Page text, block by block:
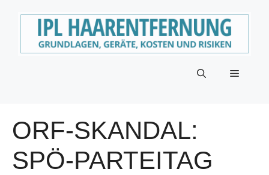
Menü
ORF-SKANDAL:
SPÖ-PARTEITAG